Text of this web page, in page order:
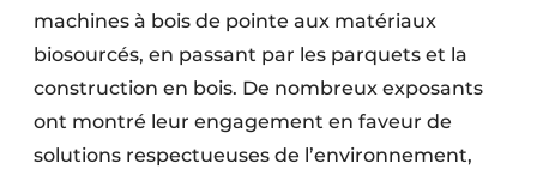
machines à bois de pointe aux matériaux
biosourcés, en passant par les parquets et la
construction en bois. De nombreux exposants
ont montré leur engagement en faveur de
solutions respectueuses de l’environnement,